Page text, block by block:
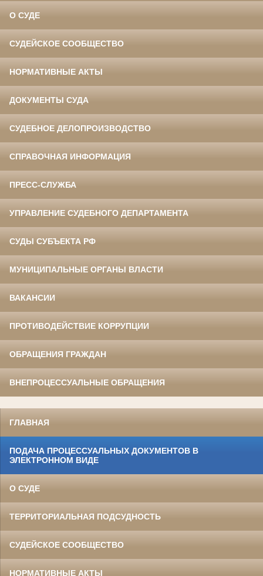
О СУДЕ
СУДЕЙСКОЕ СООБЩЕСТВО
НОРМАТИВНЫЕ АКТЫ
ДОКУМЕНТЫ СУДА
СУДЕБНОЕ ДЕЛОПРОИЗВОДСТВО
СПРАВОЧНАЯ ИНФОРМАЦИЯ
ПРЕСС-СЛУЖБА
УПРАВЛЕНИЕ СУДЕБНОГО ДЕПАРТАМЕНТА
СУДЫ СУБЪЕКТА РФ
МУНИЦИПАЛЬНЫЕ ОРГАНЫ ВЛАСТИ
ВАКАНСИИ
ПРОТИВОДЕЙСТВИЕ КОРРУПЦИИ
ОБРАЩЕНИЯ ГРАЖДАН
ВНЕПРОЦЕССУАЛЬНЫЕ ОБРАЩЕНИЯ
ГЛАВНАЯ
ПОДАЧА ПРОЦЕССУАЛЬНЫХ ДОКУМЕНТОВ В
ЭЛЕКТРОННОМ ВИДЕ
О СУДЕ
ТЕРРИТОРИАЛЬНАЯ ПОДСУДНОСТЬ
СУДЕЙСКОЕ СООБЩЕСТВО
НОРМАТИВНЫЕ АКТЫ